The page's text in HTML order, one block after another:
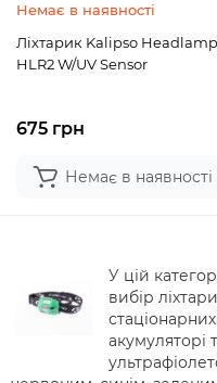
Немає в наявності
Ліхтарик Kalipso Headlamp
HLR2 W/UV Sensor
675 грн
Немає в наявності
У цій
вибір
акумуляторі